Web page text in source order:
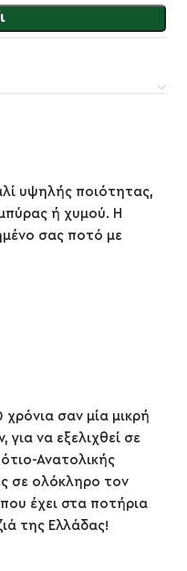
υψηλής ποιότητας,
ή χυμού. Η
σας ποτό με
σαν μία μικρή
να εξελιχθεί σε
Ανατολικής
σε ολόκληρο τον
έχει στα ποτήρια
της Ελλάδας!